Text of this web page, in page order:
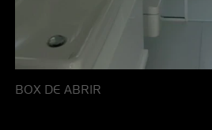
BOX DE ABRIR